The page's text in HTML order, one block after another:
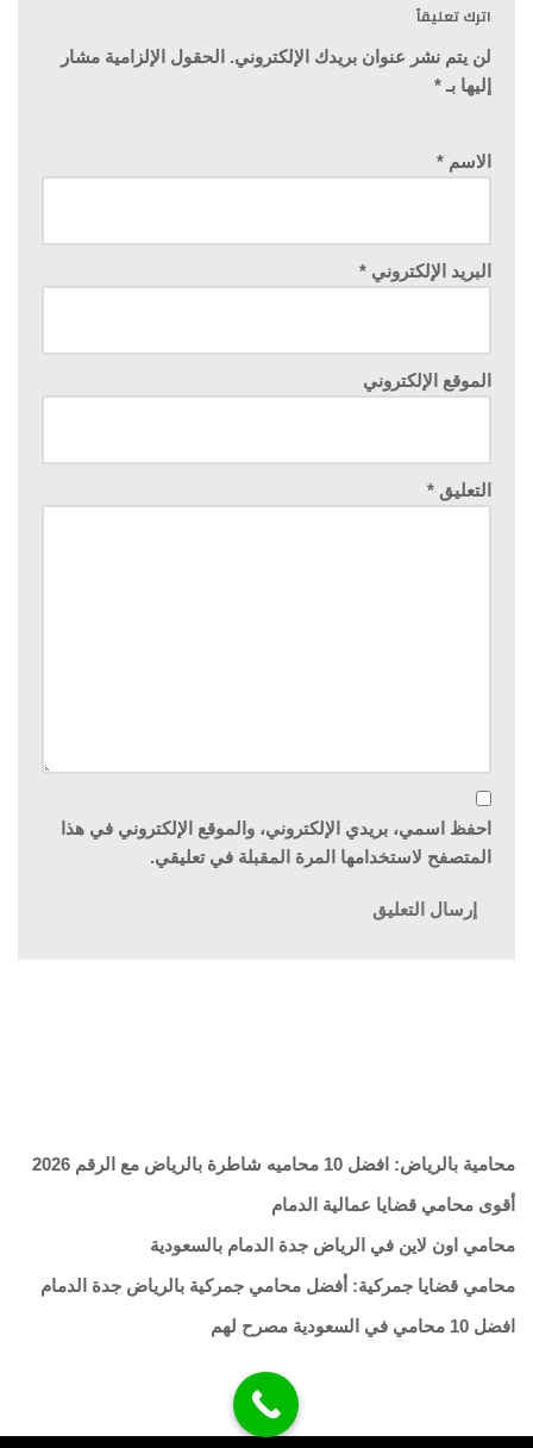
اترك تعليقاً
لن يتم نشر عنوان بريدك الإلكتروني. الحقول الإلزامية مشار
إليها بـ *
الاسم *
البريد الإلكتروني *
الموقع الإلكتروني
التعليق *
احفظ اسمي، بريدي الإلكتروني، والموقع الإلكتروني في هذا
المتصفح لاستخدامها المرة المقبلة في تعليقي.
محامية بالرياض: افضل 10 محاميه شاطرة بالرياض مع الرقم 2026
أقوى محامي قضايا عمالية الدمام
محامي اون لاين في الرياض جدة الدمام بالسعودية
محامي قضايا جمركية: أفضل محامي جمركية بالرياض جدة الدمام
افضل 10 محامي في السعودية مصرح لهم